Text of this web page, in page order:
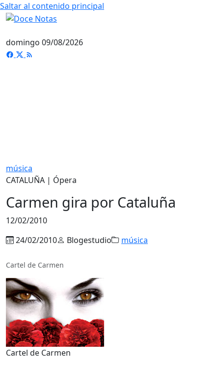
Saltar al contenido principal
domingo 09/08/2026
música
CATALUÑA | Ópera
Carmen gira por Cataluña
12/02/2010
24/02/2010
Blogestudio música
Cartel de Carmen
Cartel de Carmen